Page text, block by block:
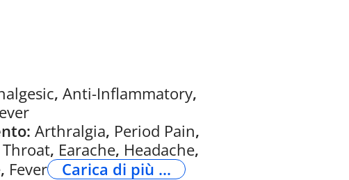
, Anti-Inflammatory,
Arthralgia, Period Pain,
Throat, Earache, Headache,
, Fever Carica di più ...